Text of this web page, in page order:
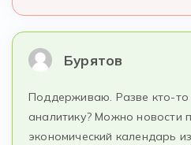
Бурятов
Поддерживаю. Разве кто-то
аналитику? Можно новости
экономический календарь